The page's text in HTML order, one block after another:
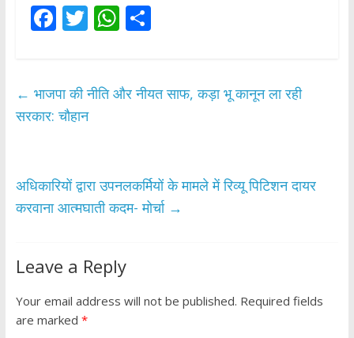
F
b
o
k
T
er
W
s
S
e
← भाजपा की नीति और नीयत साफ, कड़ा भू कानून ला रही
सरकार: चौहान
अधिकारियों द्वारा उपनलकर्मियों के मामले में रिव्यू पिटिशन दायर
करवाना आत्मघाती कदम- मोर्चा →
Leave a Reply
Your email address will not be published. Required fields
are marked *